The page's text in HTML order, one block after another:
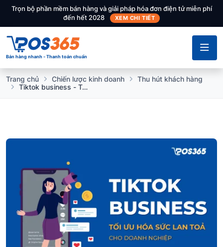
Trọn bộ phần mềm bán hàng và giải pháp hóa đơn điện tử miễn phí
đến hết 2028
XEM CHI TIẾT
Bán hàng nhanh - Thanh toán chuẩn
Trang chủ Chiến lược kinh doanh
Thu hút khách hàng
Tiktok business - Tối ưu hóa sức lan tỏa cho doanh nghiệp